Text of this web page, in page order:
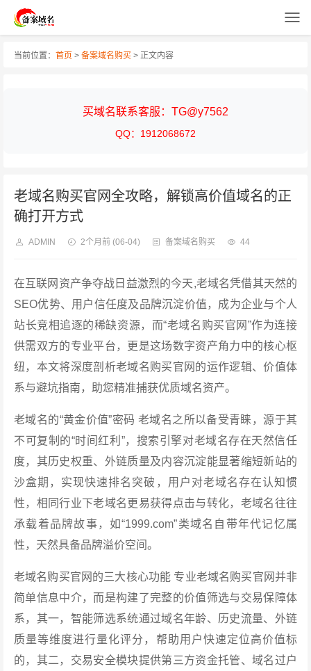
当前位置： 首页 > 备案域名购买 > 正文内容
买域名联系客服：TG@y7562
QQ：1912068672
老域名购买官网全攻略，解锁高价值域名的正
确打开方式
ADMIN 2个月前 (06-04) 备案域名购买 44
在互联网资产争夺战日益激烈的今天,老域名凭借其天然的
SEO优势、用户信任度及品牌沉淀价值，成为企业与个人
站长竞相追逐的稀缺资源，而“老域名购买官网”作为连接
供需双方的专业平台，更是这场数字资产角力中的核心枢
纽，本文将深度剖析老域名购买官网的运作逻辑、价值体
系与避坑指南，助您精准捕获优质域名资产。
老域名的“黄金价值”密码 老域名之所以备受青睐，源于其
不可复制的“时间红利”，搜索引擎对老域名存在天然信任
度，其历史权重、外链质量及内容沉淀能显著缩短新站的
沙盒期，实现快速排名突破，用户对老域名存在认知惯
性，相同行业下老域名更易获得点击与转化，老域名往往
承载着品牌故事，如“1999.com”类域名自带年代记忆属
性，天然具备品牌溢价空间。
老域名购买官网的三大核心功能 专业老域名购买官网并非
简单信息中介，而是构建了完整的价值筛选与交易保障体
系，其一，智能筛选系统通过域名年龄、历史流量、外链
质量等维度进行量化评分，帮助用户快速定位高价值标
的，其二，交易安全模块提供第三方资金托管、域名过户